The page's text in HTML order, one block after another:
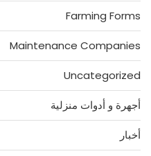
Farming Forms
Maintenance Companies
Uncategorized
أجهرة و أدوات منزلية
أخبار